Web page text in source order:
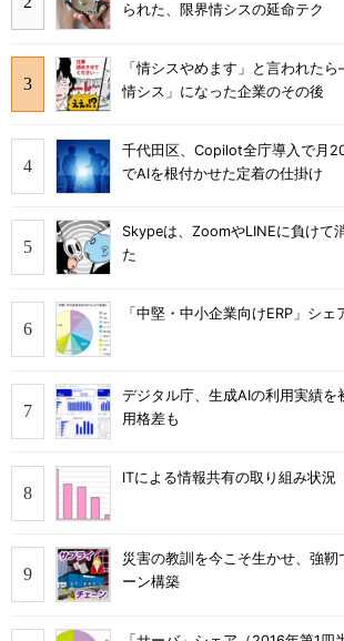
られた、限界情シスの延命テク
「情シスやめます」と言われた
情シス」になった企業のその後
千代田区、Copilot全庁導入で月
でAIを根付かせた定着の仕掛け
Skypeは、ZoomやLINEに負けて
た
「中堅・中小企業向けERP」シェ
デジタル庁、生成AIの利用実績を
用格差も
ITによる情報共有の取り組み状況
災害の教訓を今こそ生かせ、強
ーン構築